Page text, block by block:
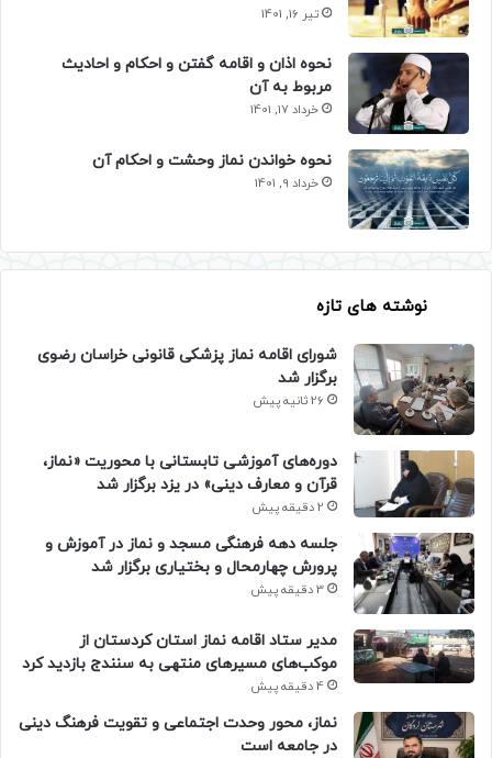
تیر 16, 1401
نحوه اذان و اقامه گفتن و احکام و احادیث
مربوط به آن
خرداد 17, 1401
نحوه خواندن نماز وحشت و احکام آن
خرداد 9, 1401
نوشته های تازه
شورای اقامه نماز پزشکی قانونی خراسان رضوی
برگزار شد
26 ثانیه پیش
دوره‌های آموزشی تابستانی با محوریت «نماز،
قرآن و معارف دینی» در یزد برگزار شد
2 دقیقه پیش
جلسه دهه فرهنگی مسجد و نماز در آموزش و
پرورش چهارمحال و بختیاری برگزار شد
3 دقیقه پیش
مدیر ستاد اقامه نماز استان کردستان از
موکب‌های مسیرهای منتهی به سنندج بازدید کرد
4 دقیقه پیش
نماز، محور وحدت اجتماعی و تقویت فرهنگ دینی
در جامعه است